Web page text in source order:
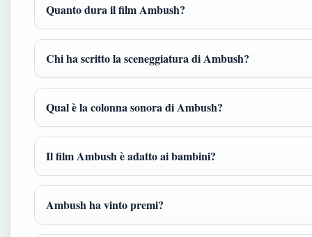
Quanto dura il film Ambush?
Chi ha scritto la sceneggiatura di Ambush?
Qual è la colonna sonora di Ambush?
Il film Ambush è adatto ai bambini?
Ambush ha vinto premi?